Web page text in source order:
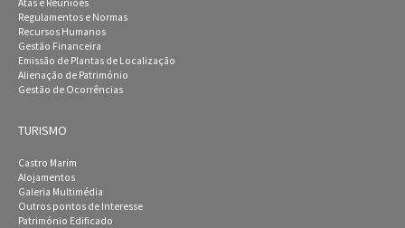
Atas e Reuniões
Regulamentos e Normas
Recursos Humanos
Gestão Financeira
Emissão de Plantas de Localização
Alienação de Património
Gestão de Ocorrências
TURISMO
Castro Marim
Alojamentos
Galeria Multimédia
Outros pontos de Interesse
Património Edificado